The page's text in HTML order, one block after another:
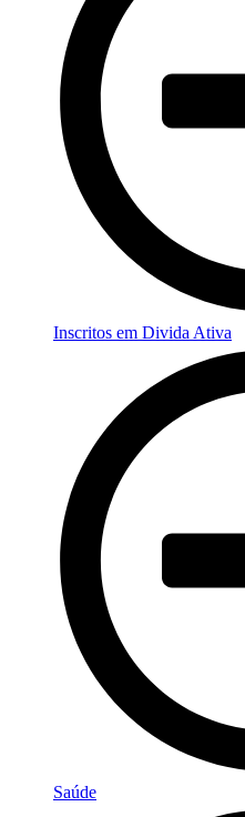
Inscritos em Divida Ativa
Saúde